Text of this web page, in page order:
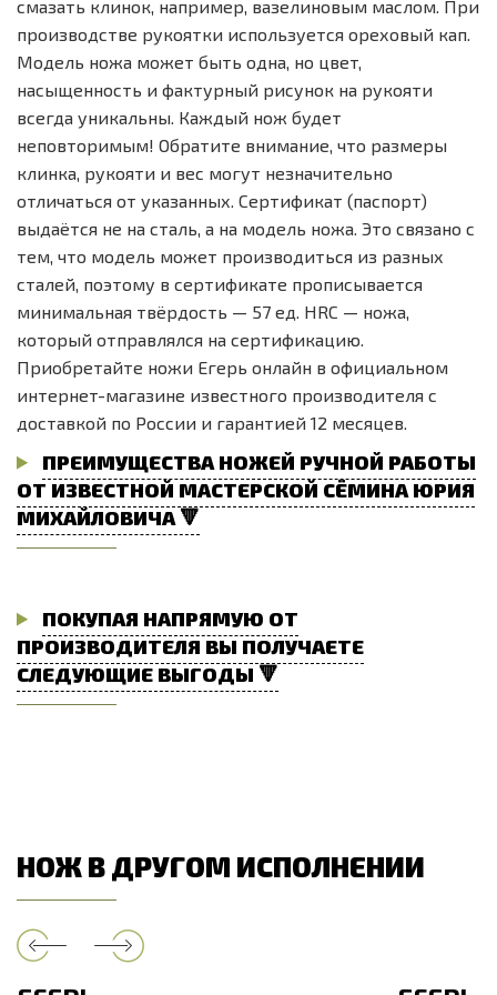
смазать клинок, например, вазелиновым маслом. При
производстве рукоятки используется ореховый кап.
Модель ножа может быть одна, но цвет,
насыщенность и фактурный рисунок на рукояти
всегда уникальны. Каждый нож будет
неповторимым! Обратите внимание, что размеры
клинка, рукояти и вес могут незначительно
отличаться от указанных. Сертификат (паспорт)
выдаётся не на сталь, а на модель ножа. Это связано с
тем, что модель может производиться из разных
сталей, поэтому в сертификате прописывается
минимальная твёрдость — 57 ед. HRC — ножа,
который отправлялся на сертификацию.
Приобретайте ножи Егерь онлайн в официальном
интернет-магазине известного производителя с
доставкой по России и гарантией 12 месяцев.
ПРЕИМУЩЕСТВА НОЖЕЙ РУЧНОЙ РАБОТЫ
ОТ ИЗВЕСТНОЙ МАСТЕРСКОЙ СЁМИНА ЮРИЯ
МИХАЙЛОВИЧА 🔻
ПОКУПАЯ НАПРЯМУЮ ОТ
ПРОИЗВОДИТЕЛЯ ВЫ ПОЛУЧАЕТЕ
СЛЕДУЮЩИЕ ВЫГОДЫ 🔻
НОЖ В ДРУГОМ ИСПОЛНЕНИИ